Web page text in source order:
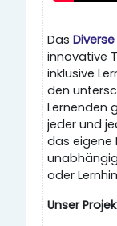
Das
innovative
inklusive
den
Lernenden
jeder und
das eigene
oder
Unser